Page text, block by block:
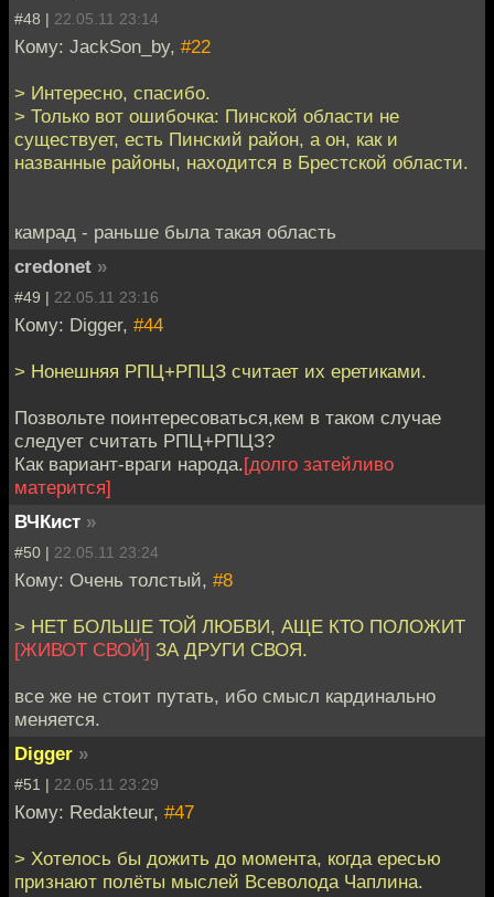
#48 | 22.05.11 23:14
Кому: JackSon_by, #22
> Интересно, спасибо.
> Только вот ошибочка: Пинской области не
существует, есть Пинский район, а он, как и
названные районы, находится в Брестской области.
камрад - раньше была такая область
credonet »
#49 | 22.05.11 23:16
Кому: Digger, #44
> Нонешняя РПЦ+РПЦЗ считает их еретиками.
Позвольте поинтересоваться,кем в таком случае
следует считать РПЦ+РПЦЗ?
Как вариант-враги народа.[долго затейливо
матерится]
ВЧКист »
#50 | 22.05.11 23:24
Кому: Очень толстый, #8
> НЕТ БОЛЬШЕ ТОЙ ЛЮБВИ, АЩЕ КТО ПОЛОЖИТ
[ЖИВОТ СВОЙ] ЗА ДРУГИ СВОЯ.
все же не стоит путать, ибо смысл кардинально
меняется.
Digger »
#51 | 22.05.11 23:29
Кому: Redakteur, #47
> Хотелось бы дожить до момента, когда ересью
признают полёты мыслей Всеволода Чаплина.